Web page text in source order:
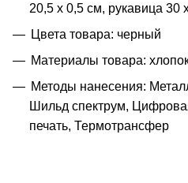
20,5 х 0,5 см, рукавица 30
Цвета товара: черный
Материалы товара:
Методы нанесения:
Шильд спектрум,
печать, Термотрансфер